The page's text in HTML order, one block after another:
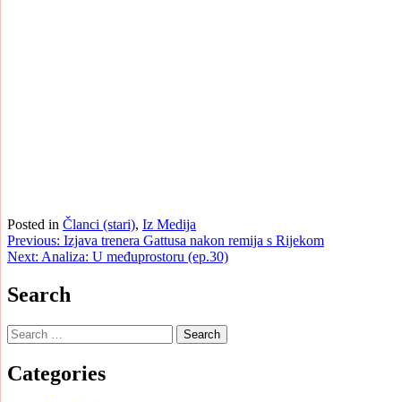
Posted in Članci (stari), Iz Medija
Post
navigation
Previous: Izjava trenera Gattusa nakon remija s Rijekom
Next: Analiza: U međuprostoru (ep.30)
Search
Search
for:
Categories